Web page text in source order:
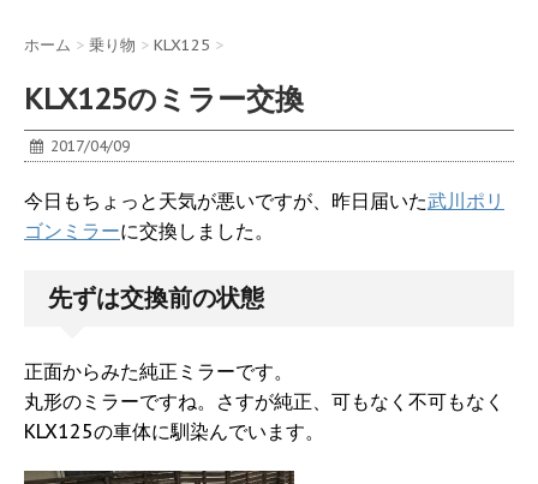
ホーム > 乗り物 > KLX125 >
KLX125のミラー交換
2017/04/09
今日もちょっと天気が悪いですが、昨日届いた武川ポリ
ゴンミラーに交換しました。
先ずは交換前の状態
正面からみた純正ミラーです。
丸形のミラーですね。さすが純正、可もなく不可もなく
KLX125の車体に馴染んでいます。